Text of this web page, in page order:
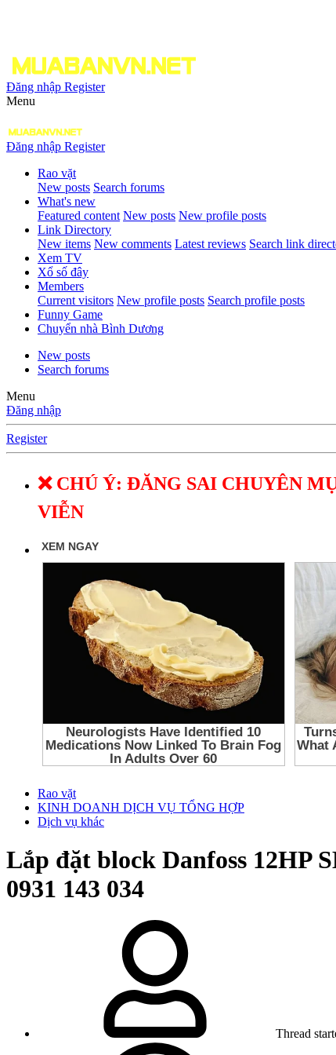
Đăng nhập Register
Menu
Đăng nhập Register
Rao vặt
New posts Search forums
What's new
Featured content New posts New profile posts
Link Directory
New items New comments Latest reviews Search link
Xem TV
Xổ số đây
Members
Current visitors New profile posts Search profile posts
Funny Game
Chuyển nhà Bình Dương
New posts
Search forums
Menu
Đăng nhập
Register
❌ CHÚ Ý: ĐĂNG SAI CHUYÊN
VIỄN
Rao vặt
KINH DOANH DỊCH VỤ TỔNG HỢP
Dịch vụ khác
Lắp đặt block Danfoss 12HP
0931 143 034
Thread